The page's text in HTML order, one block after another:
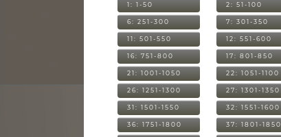
1: 1-50 2: 51-100
6: 251-300 7: 301-350
11: 501-550 12: 551-600
16: 751-800 17: 801-850
21: 1001-1050 22: 1051-1100
26: 1251-1300 27: 1301-1350
31: 1501-1550 32: 1551-1600
36: 1751-1800 37: 1801-1850